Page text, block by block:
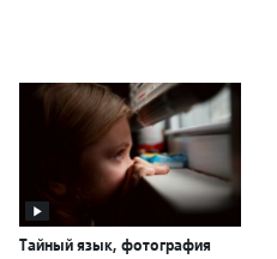
Тайный язык, фотография